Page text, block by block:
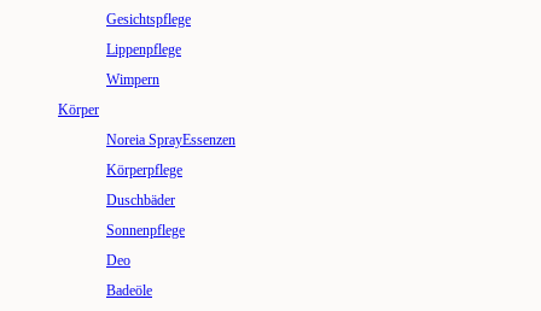
Gesichtspflege
Lippenpflege
Wimpern
Körper
Noreia SprayEssenzen
Körperpflege
Duschbäder
Sonnenpflege
Deo
Badeöle